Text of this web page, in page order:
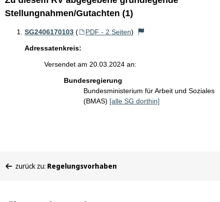
Stellungnahmen/Gutachten (1)
SG2406170103 ( PDF - 2 Seiten)
Adressatenkreis:
Versendet am 20.03.2024 an:
Bundesregierung
Bundesministerium für Arbeit und Soziales
(BMAS) [alle SG dorthin]
befinden
zurück zu: Regelungsvorhaben